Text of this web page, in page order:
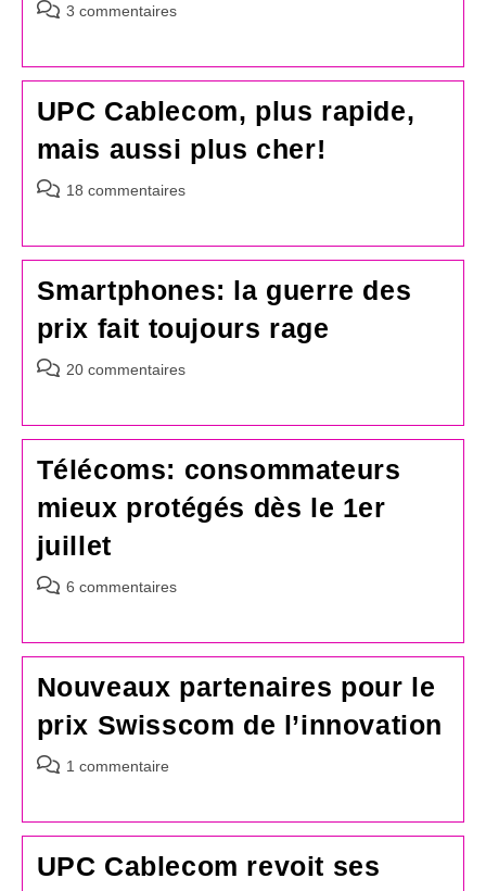
Commentaires
publication :
3 commentaires
UPC Cablecom, plus rapide,
mais aussi plus cher!
Commentaires
publication :
18 commentaires
Smartphones: la guerre des
prix fait toujours rage
Commentaires
publication :
20 commentaires
Télécoms: consommateurs
mieux protégés dès le 1er
juillet
Commentaires
publication :
6 commentaires
Nouveaux partenaires pour le
prix Swisscom de l’innovation
Commentaires
publication :
1 commentaire
UPC Cablecom revoit ses